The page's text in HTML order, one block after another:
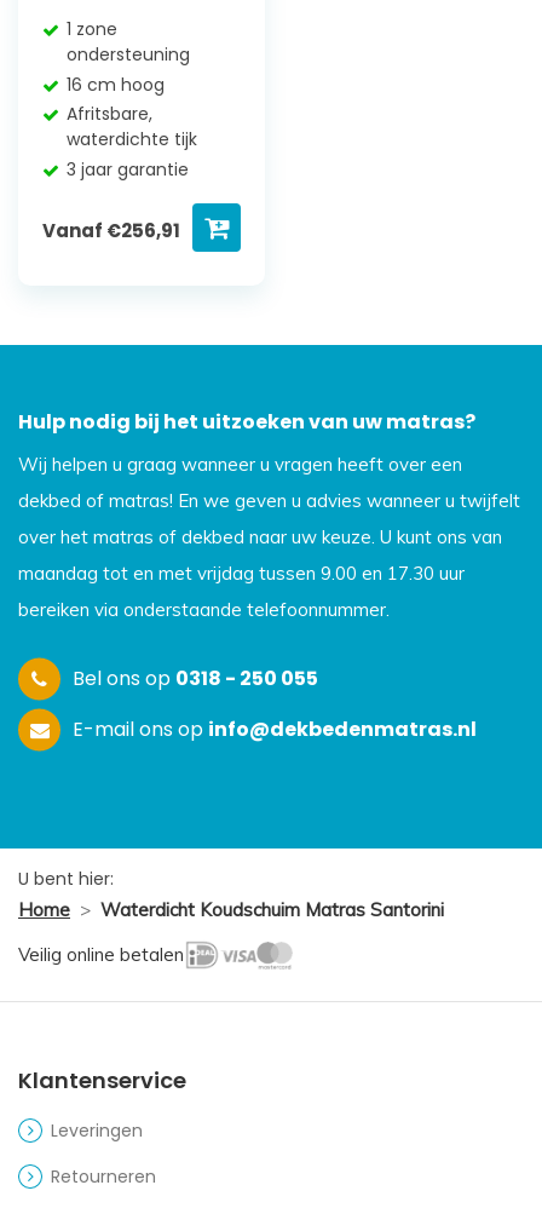
1 zone
ondersteuning
16 cm hoog
Afritsbare,
waterdichte tijk
3 jaar garantie
Vanaf €256,91
Hulp nodig bij het uitzoeken van uw matras?
Wij helpen u graag wanneer u vragen heeft over een
dekbed of matras! En we geven u advies wanneer u twijfelt
over het matras of dekbed naar uw keuze. U kunt ons van
maandag tot en met vrijdag tussen 9.00 en 17.30 uur
bereiken via onderstaande telefoonnummer.
Bel ons op 0318 - 250 055
E-mail ons op info@dekbedenmatras.nl
U bent hier:
Home > Waterdicht Koudschuim Matras Santorini
Veilig online betalen
Klantenservice
Leveringen
Retourneren